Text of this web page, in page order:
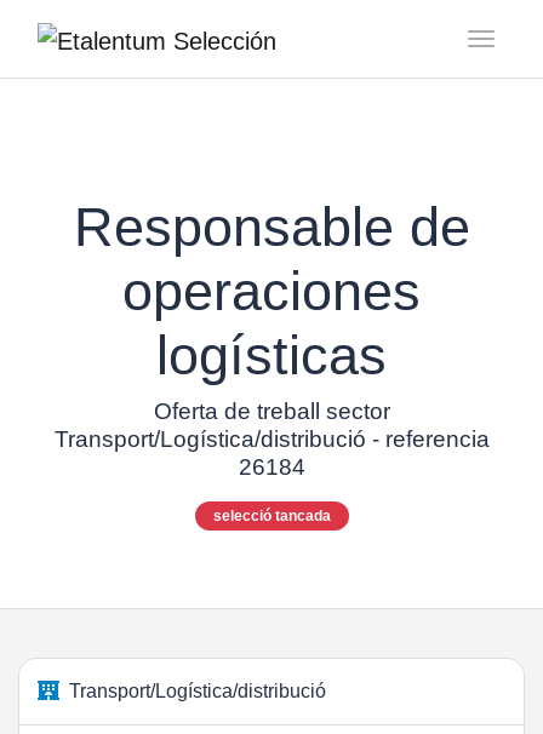
Responsable de
operaciones
logísticas
Oferta de treball sector
Transport/Logística/distribució - referencia
26184
selecció tancada
Transport/Logística/distribució